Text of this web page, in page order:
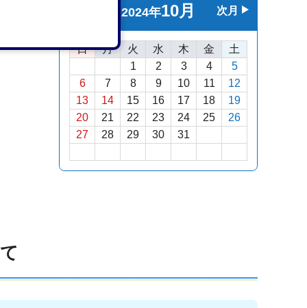
2024年10月 次月
日 月 火 水 木 金
土
1
2 3 4
5
6
7 8 9 10 11
12
13
14 15 16 17 18
19
20
21 22 23 24 25
26
27
28 29 30 31